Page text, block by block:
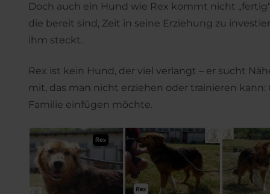
Doch auch ein Hund wie Rex kommt nicht
die bereit sind, Zeit in seine Erziehung zu
ihm steckt.
Rex ist kein Hund, der viel verlangt – er sucht
mit, das man nicht erziehen oder trainieren
Familie einfügen möchte.